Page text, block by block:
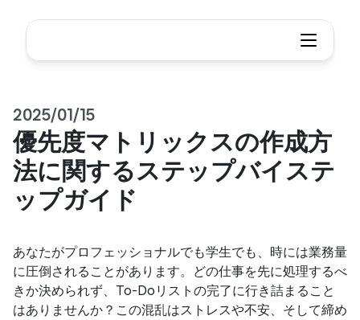
2025/01/15
優先度マトリックスの作成方
法に関するステップバイステ
ップガイド
あなたがプロフェッショナルでも学生でも、時には業務量
に圧倒されることがあります。どの仕事を先に処理するべ
きか決められず、To-Doリストの完了に行き詰まること
はありませんか？この混乱はストレスや不安、そして締め